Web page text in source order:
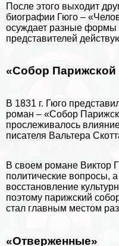
После этого выходит
биографии Гюго ­–
осуждает разные формы
представителей
«Собор Парижской
В 1831 г. Гюго
роман – «Собор
прослеживалось
писателя Вальтера
В своем романе Виктор
политические вопросы,
восстановление
поэтому парижский
стал главным местом
«Отверженные»